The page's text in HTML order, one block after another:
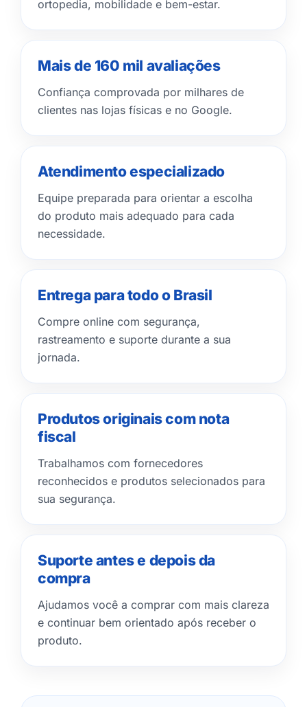
ortopedia, mobilidade e bem-estar.
Mais de 160 mil avaliações
Confiança comprovada por milhares de
clientes nas lojas físicas e no Google.
Atendimento especializado
Equipe preparada para orientar a escolha
do produto mais adequado para cada
necessidade.
Entrega para todo o Brasil
Compre online com segurança,
rastreamento e suporte durante a sua
jornada.
Produtos originais com nota
fiscal
Trabalhamos com fornecedores
reconhecidos e produtos selecionados para
sua segurança.
Suporte antes e depois da
compra
Ajudamos você a comprar com mais clareza
e continuar bem orientado após receber o
produto.